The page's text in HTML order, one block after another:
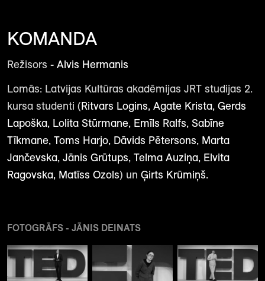
KOMANDA
Režisors - Alvis Hermanis
Lomās: Latvijas Kultūras akadēmijas JRT studijas 2.
kursa studenti (Ritvars Logins, Agate Krista, Gerds
Lapoška, Lolita Stūrmane, Emīls Ralfs, Sabīne
Tīkmane, Toms Harjo, Dāvids Pētersons, Marta
Jančevska, Jānis Grūtups, Telma Auziņa, Elvita
Ragovska, Matīss Ozols) un Ģirts Krūmiņš.
FOTOGRĀFS - JĀNIS DEINATS